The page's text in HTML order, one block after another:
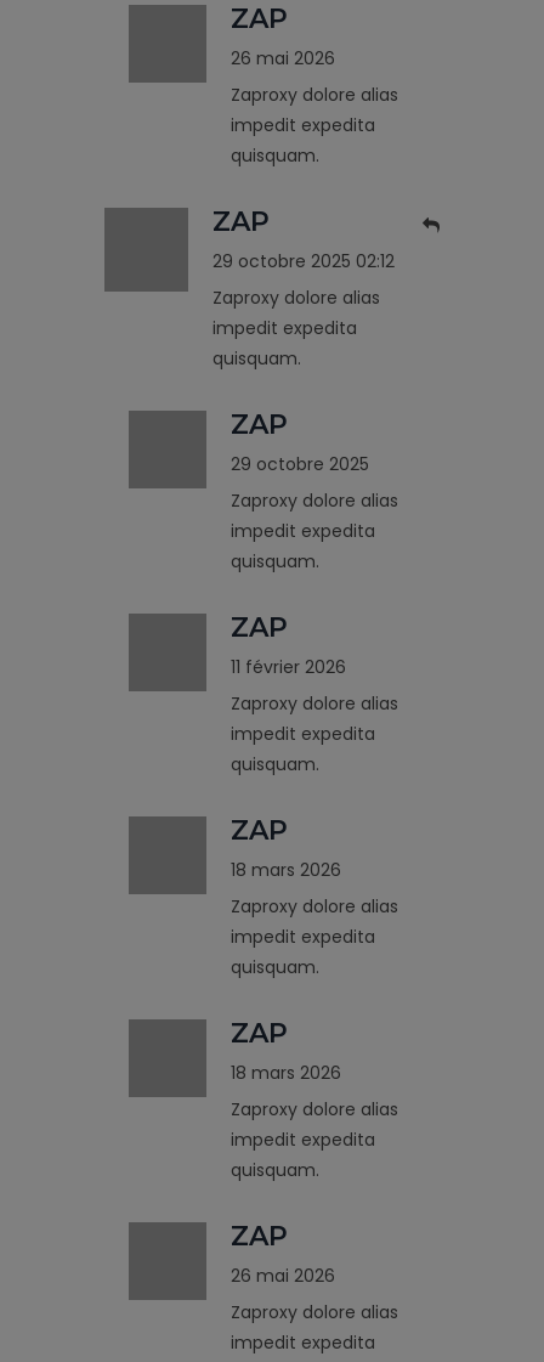
ZAP
26 mai 2026
Zaproxy dolore alias
impedit expedita
quisquam.
ZAP
29 octobre 2025 02:12
Zaproxy dolore alias
impedit expedita
quisquam.
ZAP
29 octobre 2025
Zaproxy dolore alias
impedit expedita
quisquam.
ZAP
11 février 2026
Zaproxy dolore alias
impedit expedita
quisquam.
ZAP
18 mars 2026
Zaproxy dolore alias
impedit expedita
quisquam.
ZAP
18 mars 2026
Zaproxy dolore alias
impedit expedita
quisquam.
ZAP
26 mai 2026
Zaproxy dolore alias
impedit expedita